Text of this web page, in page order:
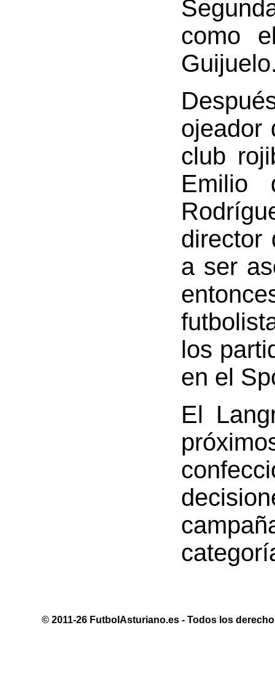
como
ojeador
club
Emilio
director
a ser
los
en el
El
© 2011-26 FutbolAsturiano.es - Todos los